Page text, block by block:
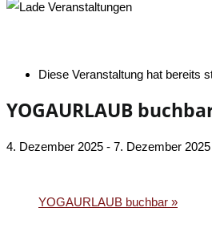
Diese Veranstaltung hat bereits
YOGAURLAUB
4. Dezember 2025 - 7. Dezember 2025
YOGAURLAUB buchbar »